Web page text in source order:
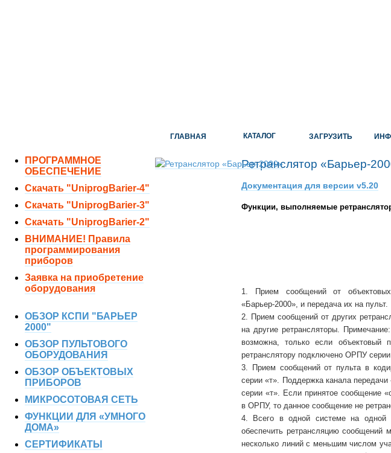
ПРОГРАММНОЕ
ОБЕСПЕЧЕНИЕ
Скачать "UniprogBarier-4"
Скачать "UniprogBarier-3"
Скачать "UniprogBarier-2"
ВНИМАНИЕ! Правила
программирования
приборов
Заявка на приобретение
оборудования
ОБЗОР КСПИ "БАРЬЕР
2000"
ОБЗОР ПУЛЬТОВОГО
ОБОРУДОВАНИЯ
ОБЗОР ОБЪЕКТОВЫХ
ПРИБОРОВ
МИКРОСОТОВАЯ СЕТЬ
ФУНКЦИИ ДЛЯ «УМНОГО
ДОМА»
СЕРТИФИКАТЫ
ГЛАВНАЯ КАТАЛОГ ЗАГРУЗИТЬ
Ретранслятор «Барьер-
Документация для версии v5.20
Функции, выполняемые
1. Прием сообщений от
«Барьер-2000», и передача их на пульт.
2. Прием сообщений от других
на другие ретрансляторы.
возможна, только если объектовый
ретранслятору подключено ОРПУ серии
3. Прием сообщений от пульта в
серии «т». Поддержка канала передачи
серии «т». Если принятое сообщение
в ОРПУ, то данное сообщение не
4. Всего в одной системе на одной
обеспечить ретрансляцию сообщений
несколько линий с меньшим числом